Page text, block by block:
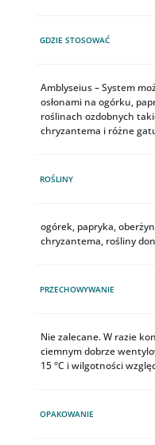
GDZIE STOSOWAĆ
Amblyseius – System
osłonami na ogórku,
roślinach ozdobnych
chryzantema i różne
ROŚLINY
ogórek, papryka,
chryzantema, rośliny
PRZECHOWYWANIE
Nie zalecane. W razie
ciemnym dobrze
15 °C i wilgotności
OPAKOWANIE